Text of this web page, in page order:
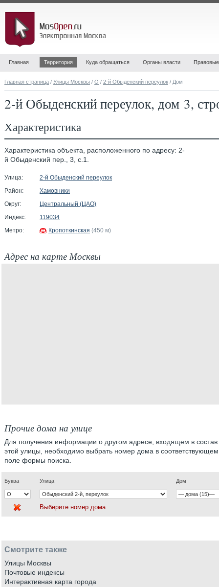
Главная Территория Куда обращаться Органы власти
Главная страница / Улицы Москвы / О / 2-й Обыденский переулок / Дом
2-й Обыденский переулок, дом 3,
Характеристика
Характеристика объекта, расположенного по адресу: 2-
й Обыденский пер., 3, с.1.
Улица:
2-й Обыденский переулок
Район:
Хамовники
Округ:
Центральный (ЦАО)
Индекс:
119034
Метро:
Кропоткинская (450 м)
Адрес на карте Москвы
Прочие дома на улице
Для получения информации о другом адресе, входящем в состав
этой улицы, необходимо выбрать номер дома в соответствующем
поле формы поиска.
Буква Улица Дом
Выберите номер дома
Смотрите также
Улицы Москвы
Почтовые индексы
Интерактивная карта города